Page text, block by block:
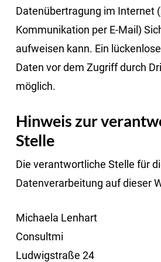
Datenübertragung im Internet
Kommunikation per E-Mail)
aufweisen kann. Ein
Daten vor dem Zugriff durch
möglich.
Hinweis zur
Stelle
Die verantwortliche Stelle für
Datenverarbeitung auf dieser
Michaela Lenhart
Consultmi
Ludwigstraße 24